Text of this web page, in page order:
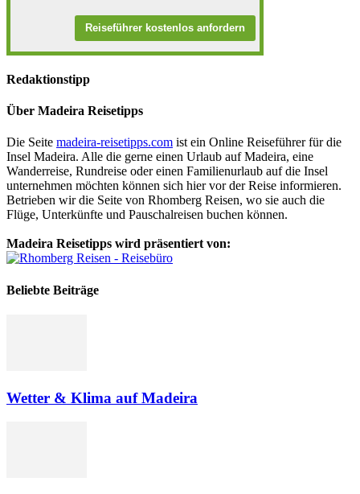
Reiseführer kostenlos anfordern
Redaktionstipp
Über Madeira Reisetipps
Die Seite madeira-reisetipps.com ist ein Online Reiseführer für die
Insel Madeira. Alle die gerne einen Urlaub auf Madeira, eine
Wanderreise, Rundreise oder einen Familienurlaub auf die Insel
unternehmen möchten können sich hier vor der Reise informieren.
Betrieben wir die Seite von Rhomberg Reisen, wo sie auch die
Flüge, Unterkünfte und Pauschalreisen buchen können.
Madeira Reisetipps wird präsentiert von:
Beliebte Beiträge
Wetter & Klima auf Madeira